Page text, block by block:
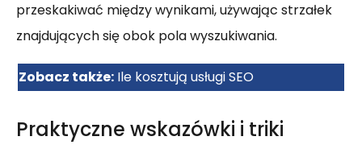
przeskakiwać między wynikami, używając strzałek
znajdujących się obok pola wyszukiwania.
Zobacz także: Ile kosztują usługi SEO
Praktyczne wskazówki i triki